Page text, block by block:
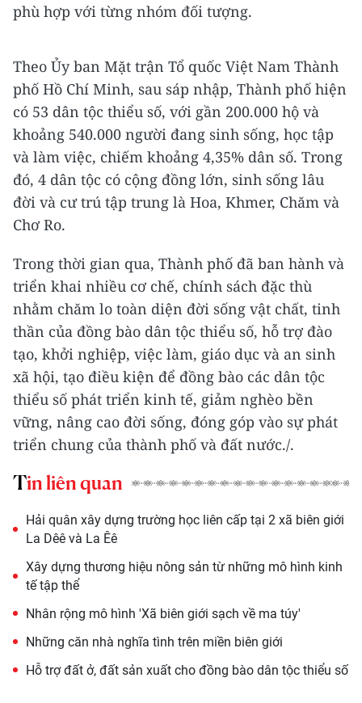
phù hợp với từng nhóm đối tượng.
Theo Ủy ban Mặt trận Tổ quốc Việt Nam Thành
phố Hồ Chí Minh, sau sáp nhập, Thành phố hiện
có 53 dân tộc thiểu số, với gần 200.000 hộ và
khoảng 540.000 người đang sinh sống, học tập
và làm việc, chiếm khoảng 4,35% dân số. Trong
đó, 4 dân tộc có cộng đồng lớn, sinh sống lâu
đời và cư trú tập trung là Hoa, Khmer, Chăm và
Chơ Ro.
Trong thời gian qua, Thành phố đã ban hành và
triển khai nhiều cơ chế, chính sách đặc thù
nhằm chăm lo toàn diện đời sống vật chất, tinh
thần của đồng bào dân tộc thiểu số, hỗ trợ đào
tạo, khởi nghiệp, việc làm, giáo dục và an sinh
xã hội, tạo điều kiện để đồng bào các dân tộc
thiểu số phát triển kinh tế, giảm nghèo bền
vững, nâng cao đời sống, đóng góp vào sự phát
triển chung của thành phố và đất nước./.
Tin liên quan
Hải quân xây dựng trường học liên cấp tại 2 xã biên giới
La Dêê và La Êê
Xây dựng thương hiệu nông sản từ những mô hình kinh
tế tập thể
Nhân rộng mô hình 'Xã biên giới sạch về ma túy'
Những căn nhà nghĩa tình trên miền biên giới
Hỗ trợ đất ở, đất sản xuất cho đồng bào dân tộc thiểu số